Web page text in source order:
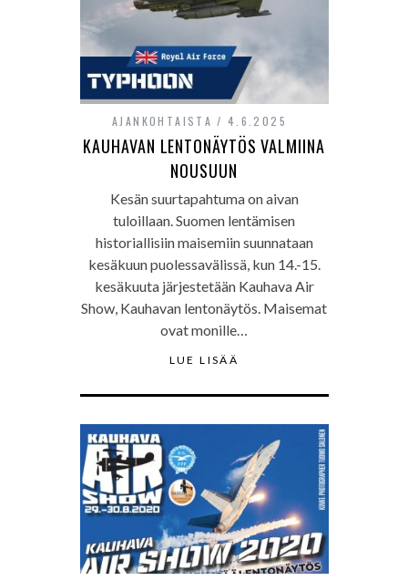
AJANKOHTAISTA 4.6.2025
KAUHAVAN LENTONÄYTÖS VALMIINA
NOUSUUN
Kesän suurtapahtuma on aivan
tuloillaan. Suomen lentämisen
historiallisiin maisemiin suunnataan
kesäkuun puolessavälissä, kun 14.-15.
kesäkuuta järjestetään Kauhava Air
Show, Kauhavan lentonäytös. Maisemat
ovat monille…
LUE LISÄÄ